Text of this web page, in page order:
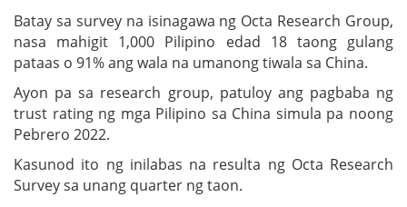
Batay sa survey na isinagawa ng Octa Research Group,
nasa mahigit 1,000 Pilipino edad 18 taong gulang
pataas o 91% ang wala na umanong tiwala sa China.
Ayon pa sa research group, patuloy ang pagbaba ng
trust rating ng mga Pilipino sa China simula pa noong
Pebrero 2022.
Kasunod ito ng inilabas na resulta ng Octa Research
Survey sa unang quarter ng taon.